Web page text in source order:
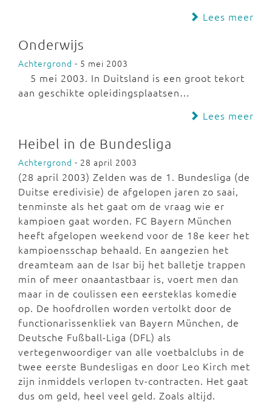
Lees meer
Onderwijs
Achtergrond - 5 mei 2003
5 mei 2003. In Duitsland is een groot tekort
aan geschikte opleidingsplaatsen…
Lees meer
Heibel in de Bundesliga
Achtergrond - 28 april 2003
(28 april 2003) Zelden was de 1. Bundesliga (de
Duitse eredivisie) de afgelopen jaren zo saai,
tenminste als het gaat om de vraag wie er
kampioen gaat worden. FC Bayern München
heeft afgelopen weekend voor de 18e keer het
kampioensschap behaald. En aangezien het
dreamteam aan de Isar bij het balletje trappen
min of meer onaantastbaar is, voert men dan
maar in de coulissen een eersteklas komedie
op. De hoofdrollen worden vertolkt door de
functionarissenkliek van Bayern München, de
Deutsche Fußball-Liga (DFL) als
vertegenwoordiger van alle voetbalclubs in de
twee eerste Bundesligas en door Leo Kirch met
zijn inmiddels verlopen tv-contracten. Het gaat
dus om geld, heel veel geld. Zoals altijd.